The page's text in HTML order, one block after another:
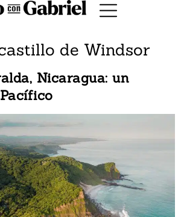
de Windsor
Nicaragua: un